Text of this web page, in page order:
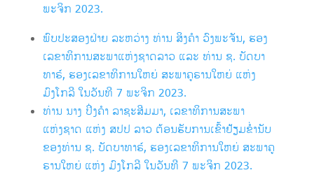
ພະຈິກ 2023.
ພົບປະສອງຝ່າຍ ລະຫວ່າງ ທ່ານ ສິງຄຳ ວົງພະຈັນ, ຮອງ
ເລຂາທິການສະພາແຫ່ງຊາດລາວ ແລະ ທ່ານ ຊ. ບັດບາ
ທາຣ໌, ຮອງເລຂາທິການໃຫຍ່ ສະພາຄູຣານໃຫຍ່ ແຫ່ງ
ມົງໂກລີ ໃນວັນທີ 7 ພະຈິກ 2023.
ທ່ານ ນາງ ປິ່ງຄຳ ລາຊະສີມມາ, ເລຂາທິການສະພາ
ແຫ່ງຊາດ ແຫ່ງ ສປປ ລາວ ຕ້ອນຮັບການເຂົ້າຢ້ຽມຂ່ຳນັບ
ຂອງທ່ານ ຊ. ບັດບາທາຣ໌, ຮອງເລຂາທິການໃຫຍ່ ສະພາຄູ
ຣານໃຫຍ່ ແຫ່ງ ມົງໂກລີ ໃນວັນທີ 7 ພະຈິກ 2023.